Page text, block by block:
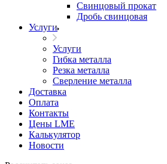
Свинцовый прокат
Дробь свинцовая
Услуги
Услуги
Гибка металла
Резка металла
Сверление металла
Доставка
Оплата
Контакты
Цены LME
Калькулятор
Новости